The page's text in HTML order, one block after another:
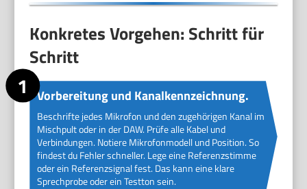
Konkretes Vorgehen: Schritt für
Schritt
Vorbereitung und Kanalkennzeichnung.
Beschrifte jedes Mikrofon und den zugehörigen Kanal im
Mischpult oder in der DAW. Prüfe alle Kabel und
Verbindungen. Notiere Mikrofonmodell und Position. So
findest du Fehler schneller. Lege eine Referenzstimme
oder ein Referenzsignal fest. Das kann eine klare
Sprechprobe oder ein Testton sein.